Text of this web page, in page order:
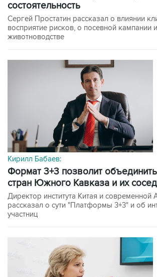
состоятельность
Сергей Простатин рассказал о влиянии
восприятие рисков, о посевной кампании
животноводстве
Кирилл Бабаев:
формат 3+3 позволит объединить интересы
стран Южного Кавказа и их
Директор института Китая и современной
рассказал о сути "Платформы 3+3" и об
участниц